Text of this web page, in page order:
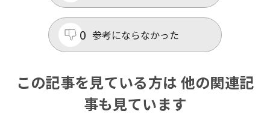
参考にならなかった
0
この記事を見ている方は 他の関連記
事も見ています